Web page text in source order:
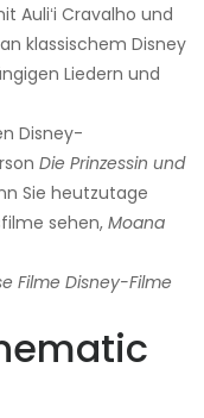
Auliʻi Cravalho und
klassischem Disney
Liedern und
Disney-
Die Prinzessin und
Sie heutzutage
sehen, Moana
Filme Disney-Filme